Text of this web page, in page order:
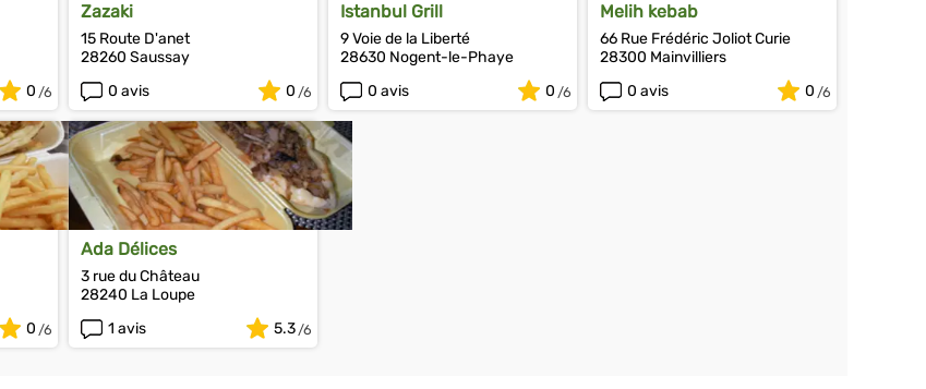
0
Zazaki
15 Route D'anet
28260 Saussay
0 avis
0
Istanbul Grill
9 Voie de la Liberté
28630 Nogent-le-Phaye
0 avis
0
Melih kebab
66 Rue Frédéric Joliot Curie
28300 Mainvilliers
0 avis
0
0
Ada Délices
3 rue du Château
28240 La Loupe
1 avis
5.3